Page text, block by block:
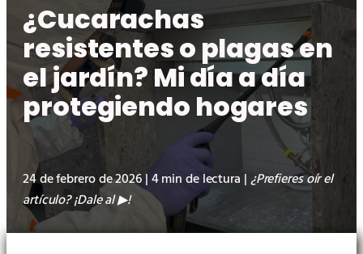
¿Cucarachas
resistentes o plagas en
el jardín? Mi día a día
protegiendo hogares
24 de febrero de 2026 | 4 min de lectura |¿Prefieres oír el
artículo? ¡Dale al▶︎!